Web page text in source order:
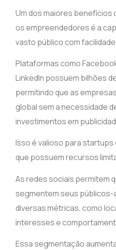
Um dos maiores benefícios
os empreendedores é a
vasto público com
Plataformas como
LinkedIn possuem bilhões
permitindo que as
global sem a necessidade
investimentos em
Isso é valioso para
que possuem recursos
As redes sociais permitem
segmentem seus públicos-
diversas métricas, como
interesses e
Essa segmentação